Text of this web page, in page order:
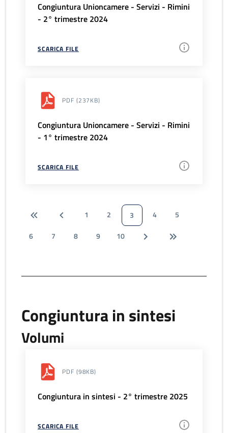
Congiuntura Unioncamere - Servizi - Rimini
- 2° trimestre 2024
SCARICA FILE
PDF (237KB)
Congiuntura Unioncamere - Servizi - Rimini
- 1° trimestre 2024
SCARICA FILE
1 2 3 4
5
6
7 8 9 10
Congiuntura in sintesi
Volumi
PDF (98KB)
Congiuntura in sintesi - 2° trimestre 2025
SCARICA FILE